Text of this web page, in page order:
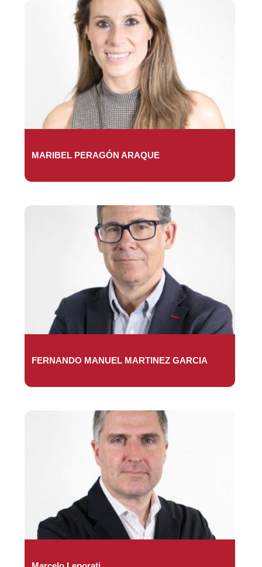
MARIBEL PERAGÓN ARAQUE
FERNANDO MANUEL MARTINEZ GARCIA